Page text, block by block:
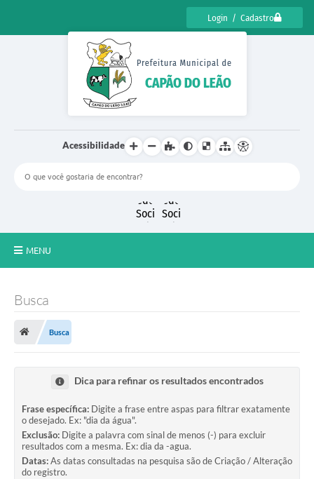
Login / Cadastro
Acessibilidade
MENU
Transparência
Secretaria Municipal de Cultura, Desporto e
Turismo
Passe Livre Estudantil
Busca
Busca
Dica para refinar os resultados encontrados
Frase específica: Digite a frase entre aspas para filtrar exatamente
o desejado. Ex: "dia da água".
Exclusão: Digite a palavra com sinal de menos (-) para excluir
resultados com a mesma. Ex: dia da -agua.
Datas:As datas consultadas na pesquisa são de Criação / Alteração
do registro.